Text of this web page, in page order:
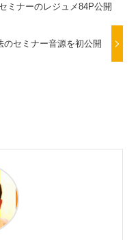
ミナーのレジュメ84P公開
セミナー音源を初公開